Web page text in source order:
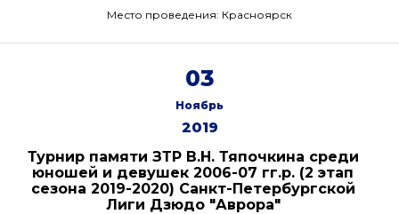
Место проведения: Красноярск
03
Ноябрь
2019
Турнир памяти ЗТР В.Н. Тяпочкина среди
юношей и девушек 2006-07 гг.р. (2 этап
сезона 2019-2020) Санкт-Петербургской
Лиги Дзюдо "Аврора"